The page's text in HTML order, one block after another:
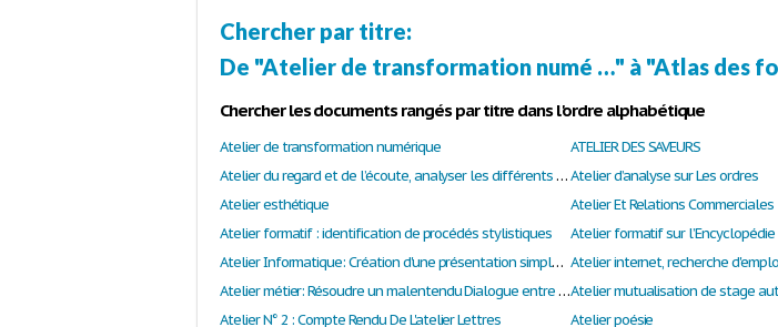
Chercher par titre:
De "Atelier de transformation numé …" à "Atlas des
Chercher les documents rangés par titre dans l'ordre alphabétique
Atelier de transformation numérique ATELIER DES SAVEURS
Atelier du regard et de l’écoute, analyser les différents éléments d’un spectacle.Atelier d’analyse sur Les ordres
Atelier esthétique
Atelier Et Relations Commerciales
Atelier formatif : identification de procédés stylistiques
Atelier formatif sur l’Encyclopédie
Atelier Informatique: Création d'une présentation simple en utilisant l'option Nouvelle présentation Atelier internet, recherche
Atelier métier: Résoudre un malentendu Dialogue entre M. Yakafokon et son assistanteAtelier mutualisation de stage
Atelier N° 2 : Compte Rendu De L'atelier Lettres
Atelier poésie